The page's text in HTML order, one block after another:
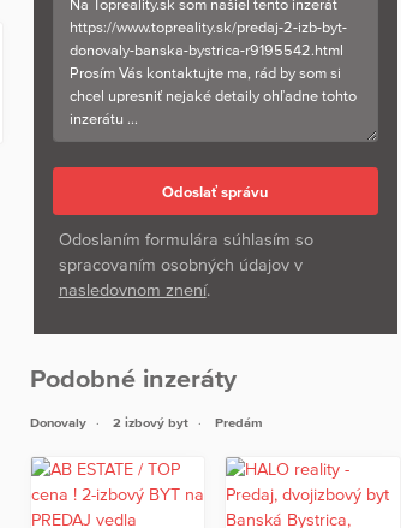
Odoslaním formulára súhlasím so
spracovaním osobných údajov v
nasledovnom znení.
Podobné inzeráty
Donovaly 2 izbový byt Predám